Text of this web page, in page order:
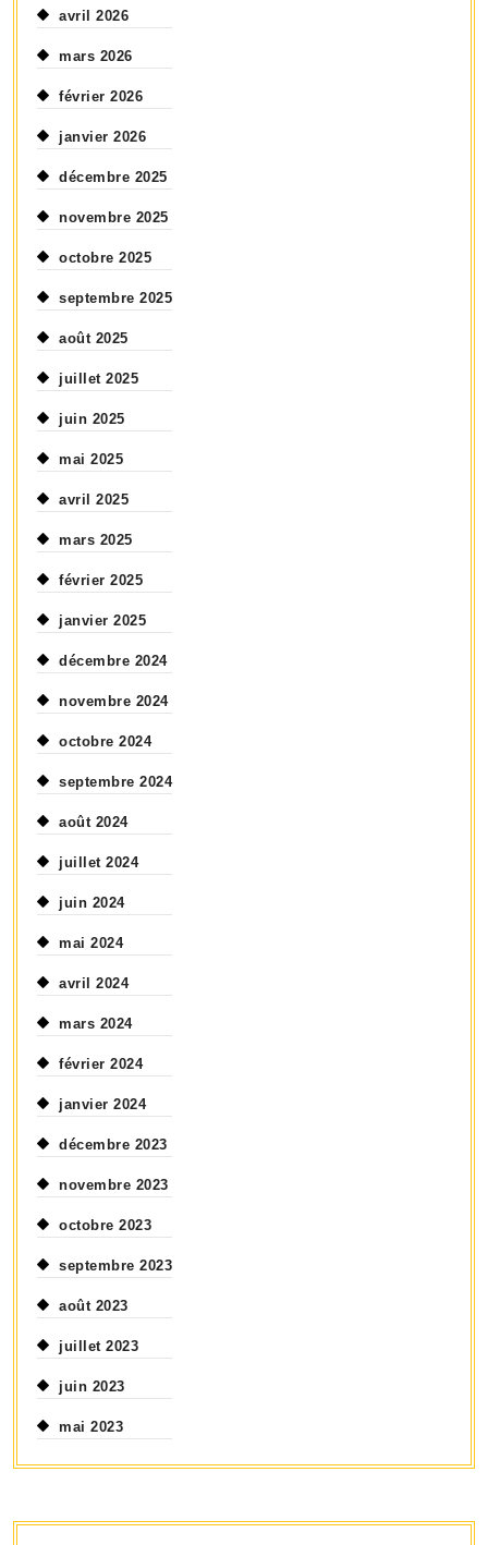
avril 2026
mars 2026
février 2026
janvier 2026
décembre 2025
novembre 2025
octobre 2025
septembre 2025
août 2025
juillet 2025
juin 2025
mai 2025
avril 2025
mars 2025
février 2025
janvier 2025
décembre 2024
novembre 2024
octobre 2024
septembre 2024
août 2024
juillet 2024
juin 2024
mai 2024
avril 2024
mars 2024
février 2024
janvier 2024
décembre 2023
novembre 2023
octobre 2023
septembre 2023
août 2023
juillet 2023
juin 2023
mai 2023